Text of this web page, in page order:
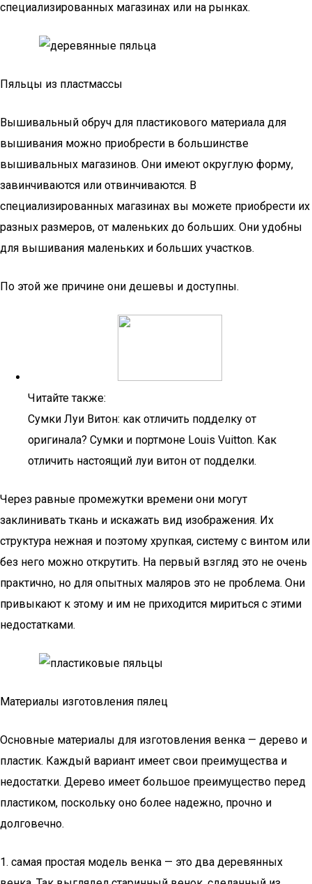
специализированных магазинах или на рынках.
Пяльцы из пластмассы
Вышивальный обруч для пластикового материала для
вышивания можно приобрести в большинстве
вышивальных магазинов. Они имеют округлую форму,
завинчиваются или отвинчиваются. В
специализированных магазинах вы можете приобрести их
разных размеров, от маленьких до больших. Они удобны
для вышивания маленьких и больших участков.
По этой же причине они дешевы и доступны.
Читайте также:
Сумки Луи Витон: как отличить подделку от
оригинала? Сумки и портмоне Louis Vuitton. Как
отличить настоящий луи витон от подделки.
Через равные промежутки времени они могут
заклинивать ткань и искажать вид изображения. Их
структура нежная и поэтому хрупкая, систему с винтом или
без него можно открутить. На первый взгляд это не очень
практично, но для опытных маляров это не проблема. Они
привыкают к этому и им не приходится мириться с этими
недостатками.
Материалы изготовления пялец
Основные материалы для изготовления венка — дерево и
пластик. Каждый вариант имеет свои преимущества и
недостатки. Дерево имеет большое преимущество перед
пластиком, поскольку оно более надежно, прочно и
долговечно.
1. самая простая модель венка — это два деревянных